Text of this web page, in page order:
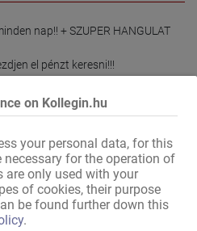
on Kollegin.hu
your personal data, for this
necessary for the operation of
are only used with your
of cookies, their purpose
be found further down this
.
nap!! + SZUPER HANGULAT
el pénzt keresni!!!
hosszú távon dolgozni
látunk!
latin és színes bőrű nőket is